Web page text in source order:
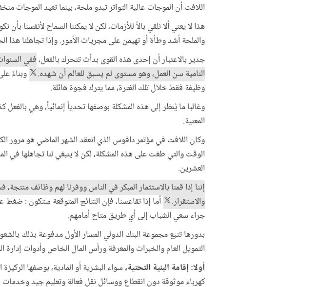
اللافت أن الموجات عالية التواتر تبدو ملحة، بينما تعيد الموجات
هذا لا يعني ألا نلقي بالاً للأزمات، لكن لا يمكننا السماح لأنفسنا
والملحة أشد وطأة أو تهيمن على مجريات الأمور. وإذا تجاهلنا
جدير بالاعتبار أن إحدى هذه القوى بدأت تتحرك بالفعل،
النامية سن العمل، وهو مستوى لم يسبق للعالم أن شهده.
وظيفة فقط خلال تلك الفترة، مما يترك فجوة هائلة.
وغالبا ما يُنظر إلى هذه المشكلة بوصفها تحدياً إنمائياً، وهي بالفعل
المعنية.
وكان اللافت في مؤتمر دافوس الذي انعقد الشهر الماضي هو مرور
الوقت والتي طغت على هذه المشكلة، لكن لا ينبغي لنا تجاهلها في
العشرين.
إننا إذا قمنا بالاستثمار المبكر في الناس ووفرنا لهم وظائف
والاستقرار.
أما إذا تقاعسنا، فإن النتائج المتوقعة ستكون :
جراء سعي الشباب إلى أي طريق متاح أمامهم.
بدورها تتبع مجموعة البنك الدولي المسار الأول مدفوعة بذلك
التمويل العام والخبرات والمعرفة ورأس المال الخاص وأدوات
أولا: إقامة البنية التحتية، سواء البشرية أو المادية، بوصفها
كهرباء موثوقة دون انقطاع ووسائل نقل فعالة وتعليم جيد وخدمات